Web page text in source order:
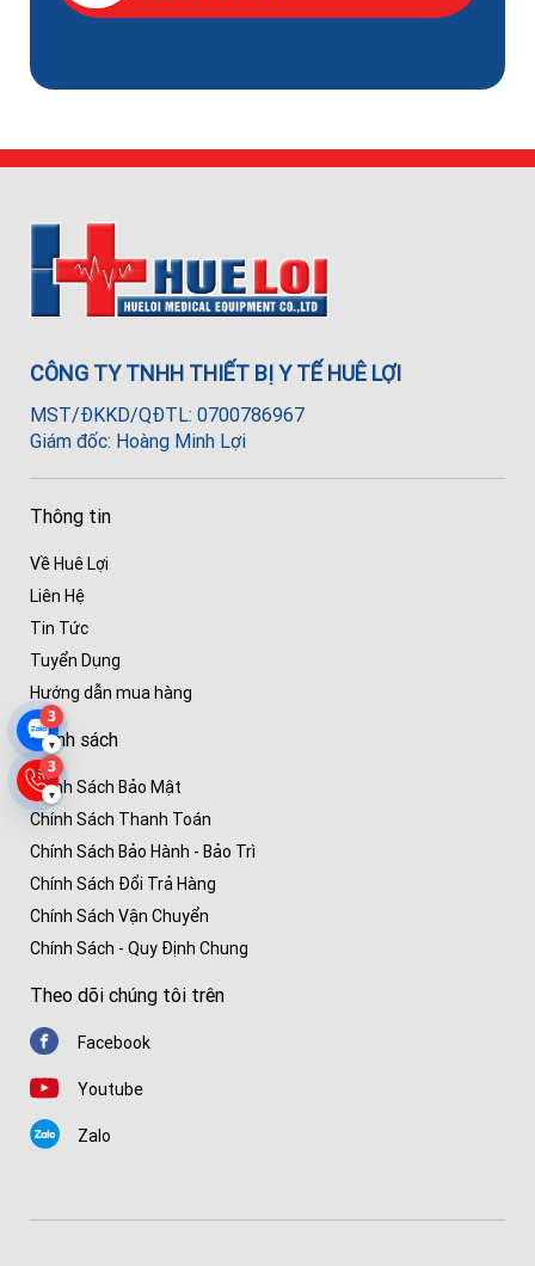
3
▾
3
▾
CÔNG TY TNHH THIẾT BỊ Y TẾ HUÊ LỢI
MST/ĐKKD/QĐTL: 0700786967
Giám đốc: Hoàng Minh Lợi
Thông tin
Về Huê Lợi
Liên Hệ
Tin Tức
Tuyển Dụng
Hướng dẫn mua hàng
Chính sách
Chính Sách Bảo Mật
Chính Sách Thanh Toán
Chính Sách Bảo Hành - Bảo Trì
Chính Sách Đổi Trả Hàng
Chính Sách Vận Chuyển
Chính Sách - Quy Định Chung
Theo dõi chúng tôi trên
Facebook
Youtube
Zalo